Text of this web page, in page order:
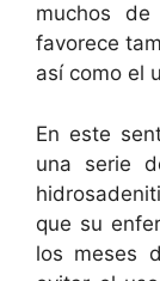
muchos
favorece
así como el
En este
una serie
que su
los meses